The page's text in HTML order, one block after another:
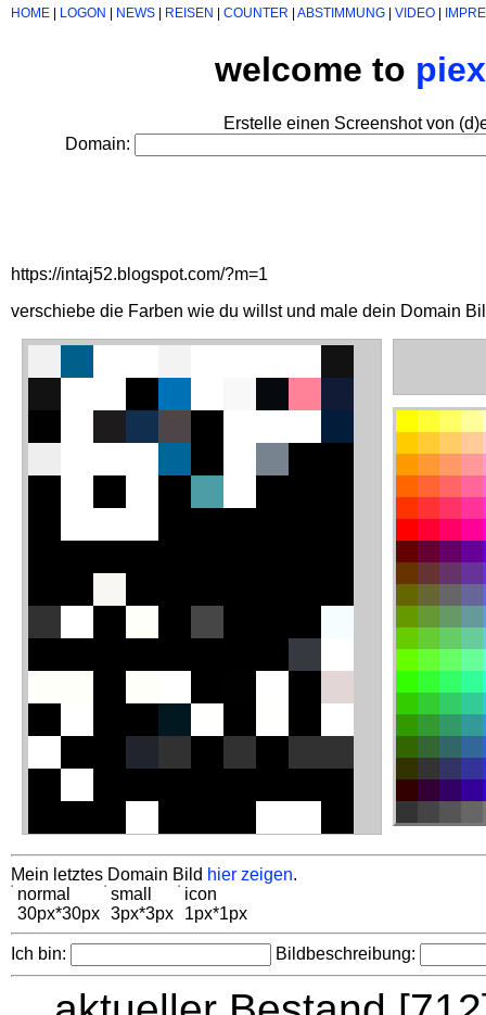
HOME LOGON NEWS REISEN COUNTER ABSTIMMUNG VIDEO
welcome to
Erstelle einen Screenshot von
Domain:
https://intaj52.blogspot.com/?m=1
verschiebe die Farben wie du willst und male dein Domain
Mein letztes Domain Bild hier zeigen.
normal
30px*30px
small
3px*3px
icon
1px*1px
Ich bin: Bildbeschreibung: